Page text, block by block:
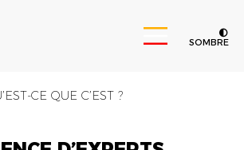
SOMBRE
CE QUE C’EST ?